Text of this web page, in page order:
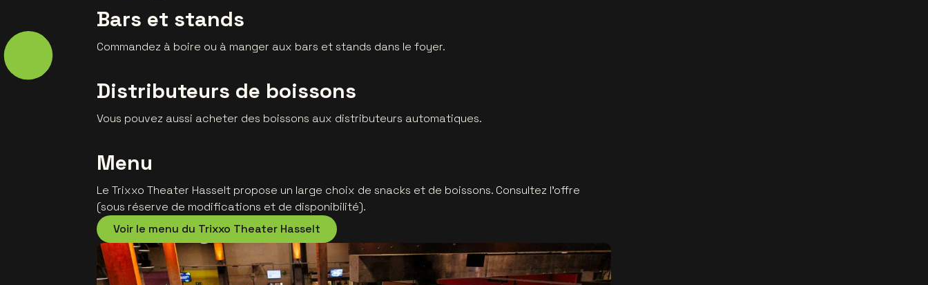
Bars et stands
Commandez à boire ou à manger aux bars et stands dans le foyer.
Distributeurs de boissons
Vous pouvez aussi acheter des boissons aux distributeurs automatiques.
Menu
Le Trixxo Theater Hasselt propose un large choix de snacks et de boissons. Consultez l’offre
(sous réserve de modifications et de disponibilité).
Voir le menu du Trixxo Theater Hasselt